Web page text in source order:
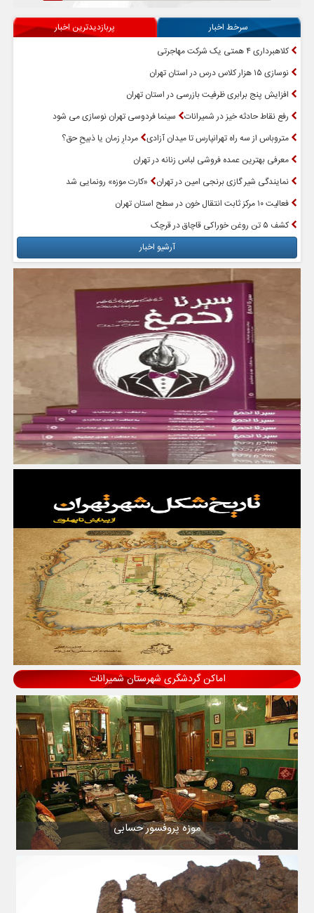
سرخط اخبار
پربازدیدترین اخبار
کلاهبرداری ۴ همتی یک شرکت مهاجرتی
نوسازی ۱۵ هزار کلاس درس در استان تهران
افزایش پنج برابری ظرفیت بازرسی در استان تهران
رفع نقاط حادثه خیز در شمیرانات
سینما فردوسی تهران نوسازی می شود
متروباس از سه راه تهرانپارس تا میدان آزادی مردارِ زمان یا ذبیحِ حق؟
معرفی بهترین عمده فروشی لباس زنانه در تهران
نمایندگی شیر گازی برنجی امین در تهران
«کارت موزه» رونمایی شد
فعالیت ۱۰ مرکز ثابت انتقال خون در سطح استان تهران
کشف ۵ تن روغن خوراکی قاچاق در قرچک
آرشیو اخبار
اماکن گردشگری شهرستان شمیرانات
موزه پروفسور حسابی